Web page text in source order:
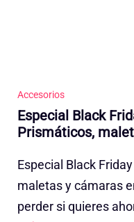
Accesorios
Especial Black
Prismáticos,
Especial Black
maletas y cámaras
perder si quieres